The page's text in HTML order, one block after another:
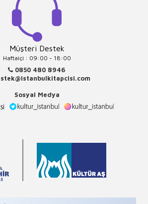
Müşteri Destek
Haftaiçi : 09:00 - 18:00
0850 480 8946
Sosyal Medya